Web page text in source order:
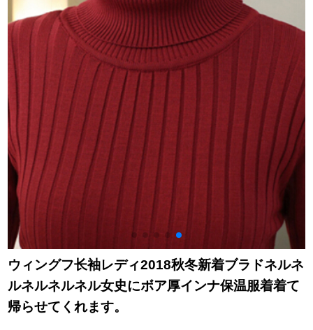
ウィングフ长袖レディ2018秋冬新着ブラドネルネ
ルネルネルネル女史にボア厚インナ保温服着着て
帰らせてくれます。